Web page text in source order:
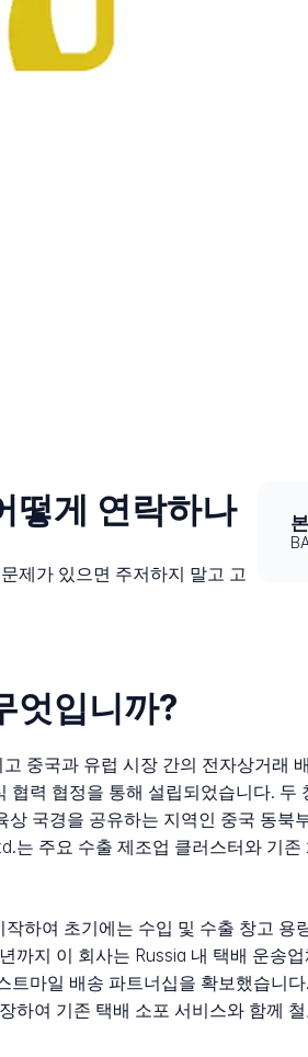
게 연락하나
제가 있으면 주저하지 말고 고
엇입니까?
중국과 유럽 시장 간의 전자상거래
협력 협정을 통해 설립되었습니다.
국경을 공유하는 지역인 중국 동
는 주요 수출 제조업 클러스터와 기
하여 초기에는 수입 및 수출 창고
까지 이 회사는 Russia 내 택배 운송
트마일 배송 파트너십을 확보했습
하여 기존 택배 소포 서비스와 함께